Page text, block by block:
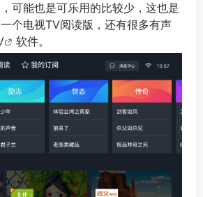
可能也是可乐用的比较少，这也是
个电视TV阅读版，还有很多有声
软件。